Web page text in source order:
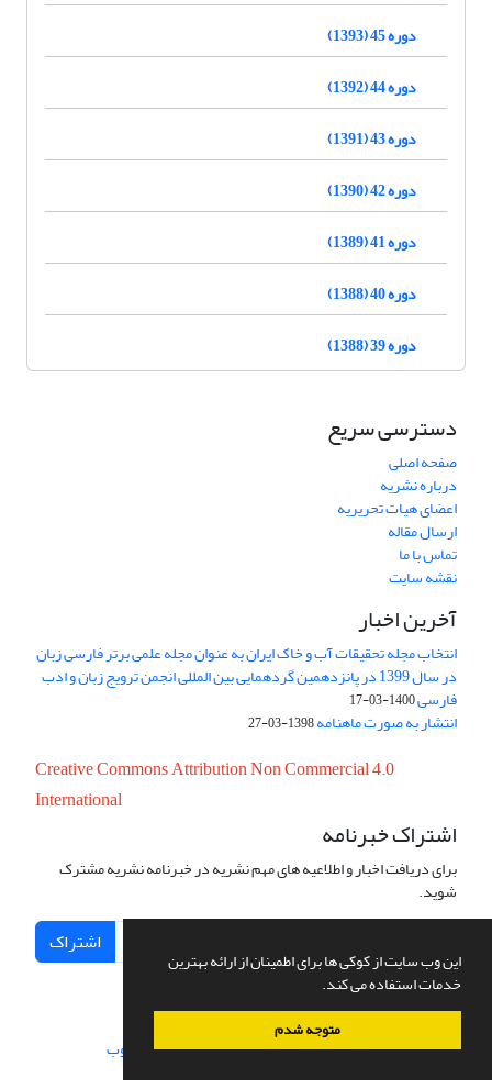
این وب سایت از کوکی ها برای اطمینان از ارائه بهترین
خدمات استفاده می کند.
متوجه شدم
دوره 45 (1393)
دوره 44 (1392)
دوره 43 (1391)
دوره 42 (1390)
دوره 41 (1389)
دوره 40 (1388)
دوره 39 (1388)
دسترسی سریع
صفحه اصلی
درباره نشریه
اعضای هیات تحریریه
ارسال مقاله
تماس با ما
نقشه سایت
آخرین اخبار
انتخاب مجله تحقیقات آب و خاک ایران به عنوان مجله علمی برتر فارسی زبان
در سال 1399 در پانزدهمین گردهمایی بین المللی انجمن ترویج زبان و ادب
فارسی1400-03-17
انتشار به صورت ماهنامه1398-03-27
Creative Commons Attribution Non Commercial 4.0
International
اشتراک خبرنامه
برای دریافت اخبار و اطلاعیه های مهم نشریه در خبرنامه نشریه مشترک
شوید.
اشتراک
سامانه مدیریت نشریات علمی.طراحی و پیاده سازی از سیناوب